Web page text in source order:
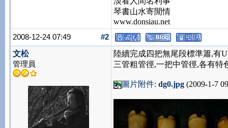
琴書山水寄閒情
www.donsiau.net
2008-12-24 07:49
#2
文松
管理員
陸續完成四把無尾段標準簫,有
三管粗管徑,一把中管徑,各有特
圖片附件:dg0.jpg (2009-1-7